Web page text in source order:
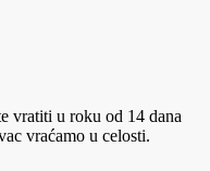
vratiti u roku od 14 dana
vraćamo u celosti.